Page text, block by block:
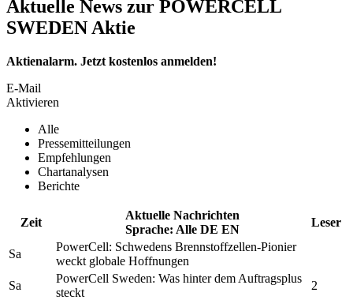
Aktuelle News zur POWERCELL
SWEDEN Aktie
Aktienalarm. Jetzt kostenlos anmelden!
E-Mail
Aktivieren
Alle
Pressemitteilungen
Empfehlungen
Chartanalysen
Berichte
Zeit
Aktuelle Nachrichten
Sprache: Alle DE EN
Leser
Sa
PowerCell: Schwedens Brennstoffzellen-Pionier
weckt globale Hoffnungen
Sa
PowerCell Sweden: Was hinter dem Auftragsplus
steckt
2